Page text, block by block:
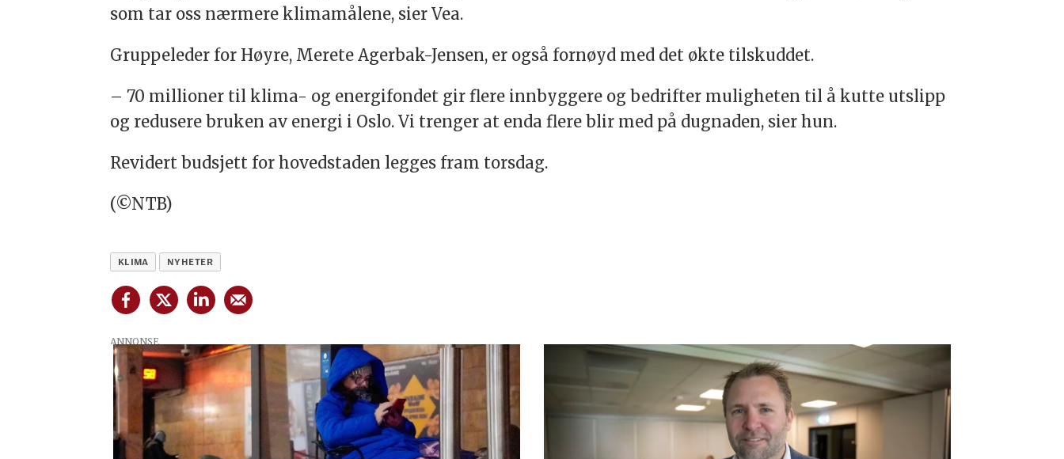
som tar oss nærmere klimamålene, sier Vea.
Gruppeleder for Høyre, Merete Agerbak-Jensen, er også fornøyd med det økte tilskuddet.
– 70 millioner til klima- og energifondet gir flere innbyggere og bedrifter muligheten til å kutte utslipp
og redusere bruken av energi i Oslo. Vi trenger at enda flere blir med på dugnaden, sier hun.
Revidert budsjett for hovedstaden legges fram torsdag.
(©NTB)
KLIMA NYHETER
ANNONSE